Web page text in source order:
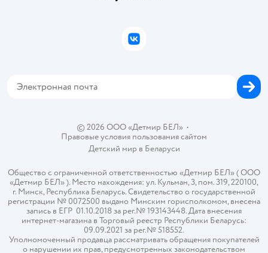
Правила продажи
Политика использования файлов cookie
Бонусные карты
© 2026 ООО «Детмир БЕЛ»•
Правовые условия пользования сайтом
Детский мир в Беларуси
Общество с ограниченной ответственностью «Детмир БЕЛ» ( ООО
«Детмир БЕЛ» ). Место нахождения: ул. Кульман, 3, пом. 319, 220100,
г. Минск, Республика Беларусь. Свидетельство о государственной
регистрации № 0072500 выдано Минским горисполкомом, внесена
запись в ЕГР 01.10.2018 за рег.№ 193143448. Дата внесения
интернет-магазина в Торговый реестр Республики Беларусь:
09.09.2021 за рег.№ 518552.
Уполномоченный продавца рассматривать обращения покупателей
о нарушении их прав, предусмотренных законодательством
ВКонтакте